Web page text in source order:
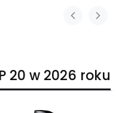
20 w 2026 roku